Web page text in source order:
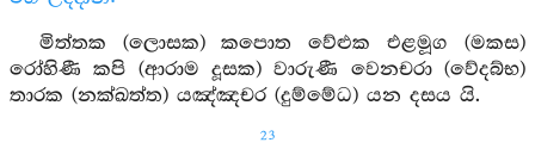
මිත්තක (ලොසක) කපොත වේළුක එළමූග (මකස)
රෝහිණී කපි (ආරාම දූසක) වාරුණී වෙනචරා (වේදබ්භ)
තාරක (නක්ඛත්ත) යඤ්ඤචර (දුම්මේධ) යන දසය යි.
23